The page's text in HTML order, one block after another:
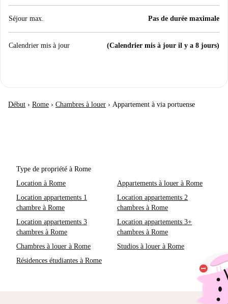
Séjour max. Pas de durée maximale
Calendrier mis à jour (Calendrier mis à jour il y a 8 jours)
Début › Rome › Chambres à louer › Appartement à via portuense
Type de propriété à Rome
Location à Rome
Appartements à louer à Rome
Location appartements 1
chambre à Rome
Location appartements 2
chambres à Rome
Location appartements 3
chambres à Rome
Location appartements 3+
chambres à Rome
Chambres à louer à Rome
Studios à louer à Rome
Résidences étudiantes à Rome